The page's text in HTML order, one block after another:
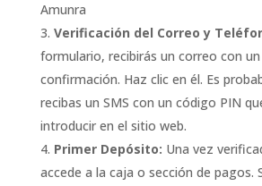
Amunra
Verificación del Correo y
formulario, recibirás un correo con un
confirmación. Haz clic en él. Es
recibas un SMS con un código PIN
introducir en el sitio web.
Primer Depósito: Una vez
accede a la caja o sección de pagos.